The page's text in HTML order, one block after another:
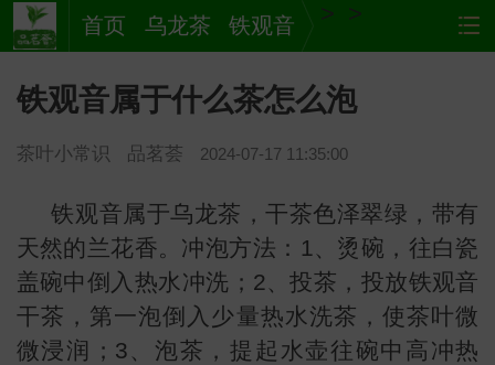
茶
首页 >
乌龙茶 >
铁观音
网站
铁观音属于什么茶怎么泡
茶叶小常识 品茗荟 2024-07-17 11:35:00
铁观音属于乌龙茶，干茶色泽翠绿，带有
天然的兰花香。冲泡方法：1、烫碗，往白瓷
盖碗中倒入热水冲洗；2、投茶，投放铁观音
干茶，第一泡倒入少量热水洗茶，使茶叶微
微浸润；3、泡茶，提起水壶往碗中高冲热